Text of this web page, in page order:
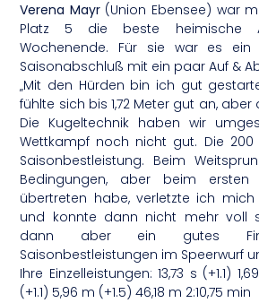
Verena Mayr(Union Ebensee) war
Platz 5 die beste heimische
Wochenende. Für sie war es ein
Saisonabschluß mit ein paar Auf &
„Mit den Hürden bin ich gut
fühlte sich bis 1,72 Meter gut an,
Die Kugeltechnik haben wir
Wettkampf noch nicht gut. Die
Saisonbestleistung. Beim
Bedingungen, aber beim
übertreten habe, verletzte ich
und konnte dann nicht mehr voll
dann aber ein gutes
Saisonbestleistungen im Speerwurf
Ihre Einzelleistungen: 13,73 s (+1.1)
(+1.1) 5,96 m (+1.5) 46,18 m 2:10,75 min